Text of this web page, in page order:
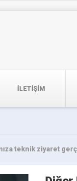
İLETIŞIM
teknik ziyaret